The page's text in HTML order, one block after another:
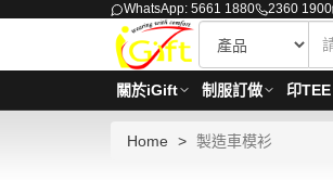
WhatsApp: 5661 1880 2360 1900
關於iGift 制服訂做 印TEE
Home 製造車模衫